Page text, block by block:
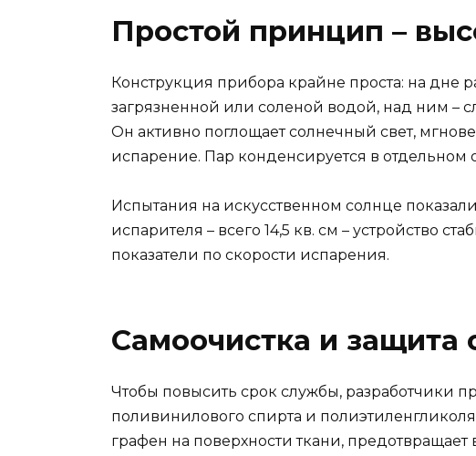
Простой принцип –
Конструкция прибора крайне проста: на дне
загрязненной или соленой водой, над ним –
Он активно поглощает солнечный свет,
испарение. Пар конденсируется в
Испытания на искусственном солнце
испарителя – всего 14,5 кв. см – устройство
показатели по скорости испарения.
Самоочистка и защита
Чтобы повысить срок службы, разработчики
поливинилового спирта и
графен на поверхности ткани,